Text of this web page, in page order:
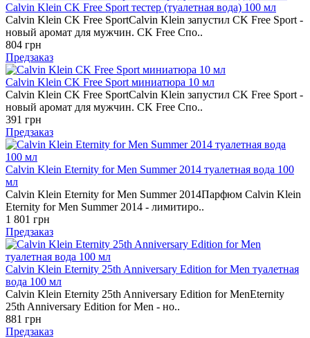
Calvin Klein CK Free Sport тестер (туалетная вода) 100 мл
Calvin Klein CK Free SportCalvin Klein запустил CK Free Sport -
новый аромат для мужчин. CK Free Спо..
804 грн
Предзаказ
Calvin Klein CK Free Sport миниатюра 10 мл
Calvin Klein CK Free SportCalvin Klein запустил CK Free Sport -
новый аромат для мужчин. CK Free Спо..
391 грн
Предзаказ
Calvin Klein Eternity for Men Summer 2014 туалетная вода 100
мл
Calvin Klein Eternity for Men Summer 2014Парфюм Calvin Klein
Eternity for Men Summer 2014 - лимитиро..
1 801 грн
Предзаказ
Calvin Klein Eternity 25th Anniversary Edition for Men туалетная
вода 100 мл
Calvin Klein Eternity 25th Anniversary Edition for MenEternity
25th Anniversary Edition for Men - но..
881 грн
Предзаказ